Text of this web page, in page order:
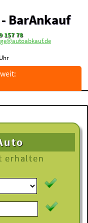
BarAnkauf
157 78
erhalten